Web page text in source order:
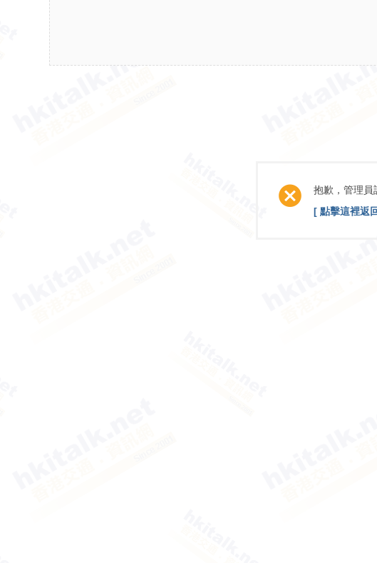
抱歉，管理員
[ 點擊這裡返